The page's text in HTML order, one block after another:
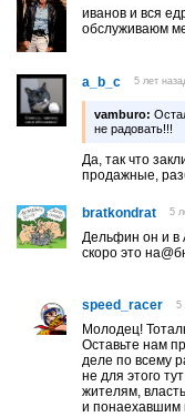
иванов и вся
обслуживаюм
a_b_c 5 лет
vamburo:
не радовать!!!
Да, так что
продажные,
bratkondrat 5
Дельфин он и в
скоро это
speed_racer 5
Молодец!
Оставьте нам
деле по всему
не для этого
жителям,
и понаехавшим